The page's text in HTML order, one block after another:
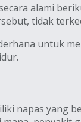
alami
tidak
untuk
napas yang